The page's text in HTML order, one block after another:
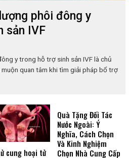
phôi đông y
sản IVF
y trong hỗ trợ sinh sản IVF là chủ
quan tâm khi tìm giải pháp bổ trợ
cung hoại tử
Quà Tặng Đối Tác
Nước Ngoài: Ý
Nghĩa, Cách Chọn
Và Kinh Nghiệm
Chọn Nhà Cung Cấp